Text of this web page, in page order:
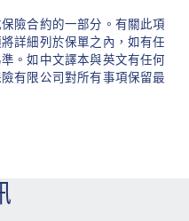
推廣期」）期間
線以指定優惠碼
，而有關保單於
成功由蘇黎世簽
保單的其他現行
世保留權利自行
險合約的一部分。有關此項
詳細列於保單之內，如有任
。如中文譯本與英文有任何
有限公司對所有事項保留最